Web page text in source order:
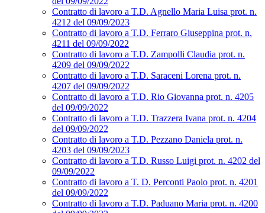
Contratto di lavoro a T.D. Agnello Maria Luisa prot. n.
4212 del 09/09/2023
Contratto di lavoro a T.D. Ferraro Giuseppina prot. n.
4211 del 09/09/2022
Contratto di lavoro a T.D. Zampolli Claudia prot. n.
4209 del 09/09/2022
Contratto di lavoro a T.D. Saraceni Lorena prot. n.
4207 del 09/09/2022
Contratto di lavoro a T.D. Rio Giovanna prot. n. 4205
del 09/09/2022
Contratto di lavoro a T.D. Trazzera Ivana prot. n. 4204
del 09/09/2022
Contratto di lavoro a T.D. Pezzano Daniela prot. n.
4203 del 09/09/2023
Contratto di lavoro a T.D. Russo Luigi prot. n. 4202 del
09/09/2022
Contratto di lavoro a T. D. Perconti Paolo prot. n. 4201
del 09/09/2022
Contratto di lavoro a T.D. Paduano Maria prot. n. 4200